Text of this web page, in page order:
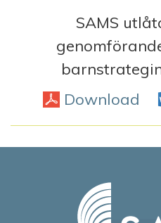
SAMS
Download